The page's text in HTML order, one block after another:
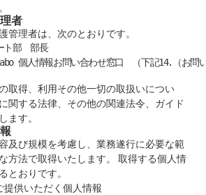
者
理者は、次のとおりです。
部　部長
個人情報お問い合わせ窓口　（下記14.（お問
取得、利用その他一切の取扱いについ
関する法律、その他の関連法令、ガイド
ます。
及び規模を考慮し、業務遂行に必要な範
方法で取得いたします。 取得する個人情
とおりです。
提供いただく個人情報